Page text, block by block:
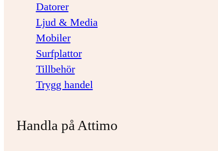
Datorer
Ljud & Media
Mobiler
Surfplattor
Tillbehör
Trygg handel
Handla på Attimo